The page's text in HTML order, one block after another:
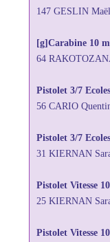
147 GESLIN
[g]Carabine 10
64
Pistolet 3/7
56 CARIO
Pistolet 3/7
31 KIERNAN
Pistolet Vitesse
25 KIERNAN
Pistolet Vitesse